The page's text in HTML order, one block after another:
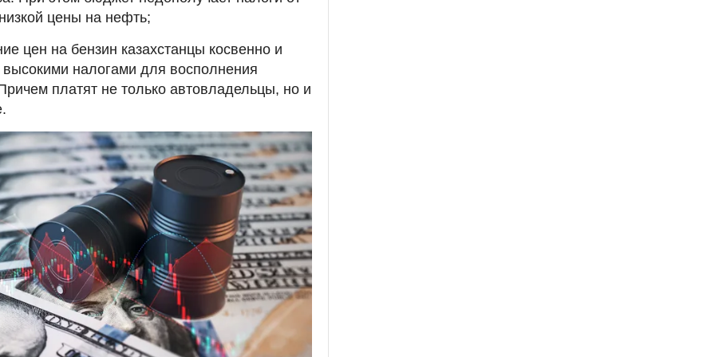
цены на нефть;
цен на бензин казахстанцы косвенно и
налогами для восполнения
платят не только автовладельцы, но и